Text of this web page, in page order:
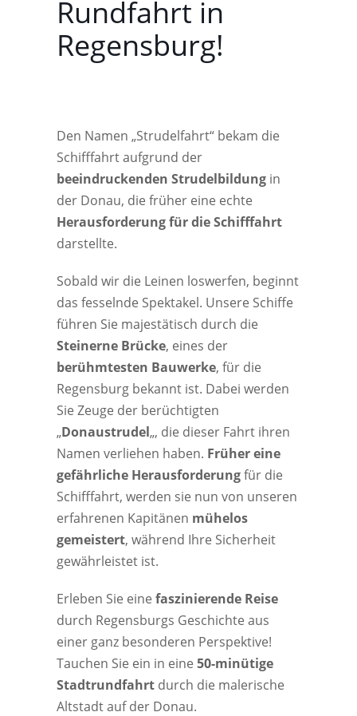
Rundfahrt in
Regensburg!
Den Namen „Strudelfahrt“ bekam die
Schifffahrt aufgrund der
beeindruckenden Strudelbildungin
der Donau, die früher eine echte
Herausforderung für die Schifffahrt
darstellte.
Sobald wir die Leinen loswerfen, beginnt
das fesselnde Spektakel. Unsere Schiffe
führen Sie majestätisch durch die
Steinerne Brücke, eines der
berühmtesten Bauwerke, für die
Regensburg bekannt ist. Dabei werden
Sie Zeuge der berüchtigten
„Donaustrudel„, die dieser Fahrt ihren
Namen verliehen haben. Früher eine
gefährliche Herausforderungfür die
Schifffahrt, werden sie nun von unseren
erfahrenen Kapitänen mühelos
gemeistert, während Ihre Sicherheit
gewährleistet ist.
Erleben Sie eine faszinierende Reise
durch Regensburgs Geschichte aus
einer ganz besonderen Perspektive!
Tauchen Sie ein in eine 50-minütige
Stadtrundfahrtdurch die malerische
Altstadt auf der Donau.